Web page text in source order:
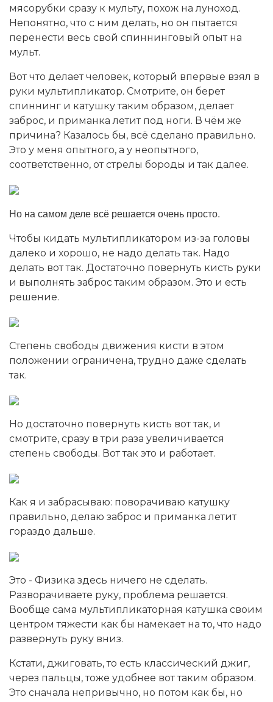
мясорубки сразу к мульту, похож на луноход.
Непонятно, что с ним делать, но он пытается
перенести весь свой спиннинговый опыт на
мульт.
Вот что делает человек, который впервые взял в
руки мультипликатор. Смотрите, он берет
спиннинг и катушку таким образом, делает
заброс, и приманка летит под ноги. В чём же
причина? Казалось бы, всё сделано правильно.
Это у меня опытного, а у неопытного,
соответственно, от стрелы бороды и так далее.
Но на самом деле всё решается очень просто.
Чтобы кидать мультипликатором из-за головы
далеко и хорошо, не надо делать так. Надо
делать вот так. Достаточно повернуть кисть руки
и выполнять заброс таким образом. Это и есть
решение.
Степень свободы движения кисти в этом
положении ограничена, трудно даже сделать
так.
Но достаточно повернуть кисть вот так, и
смотрите, сразу в три раза увеличивается
степень свободы. Вот так это и работает.
Как я и забрасываю: поворачиваю катушку
правильно, делаю заброс и приманка летит
гораздо дальше.
Это - Физика здесь ничего не сделать.
Разворачиваете руку, проблема решается.
Вообще сама мультипликаторная катушка своим
центром тяжести как бы намекает на то, что надо
развернуть руку вниз.
Кстати, джиговать, то есть классический джиг,
через пальцы, тоже удобнее вот таким образом.
Это сначала непривычно, но потом как бы, но